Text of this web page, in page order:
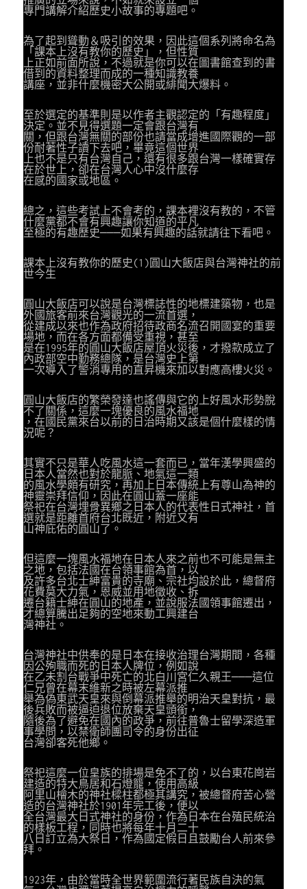
專門講解介紹歷史小故事的專題吧。
為了起到聳動＆吸引的效果，因此這個系列將命名為
「課本上沒有教你的歷史」，但性質
上正如前面所說，不過就是你可以在圖書館查到的書
借到的資料整理而成的一種知識教養
講座，並非什麼機密大公開或緋聞大爆料。
至於選定的基準則是以作者主觀認定的「有趣程度」
決定。並不見得選題一定會跟台灣有
關，但跟台灣無關的部份也請當成增進國際觀的一部
份耐著性子讀下去吧，畢竟這個世界
上也不是只有台灣自己，還有很多跟台灣一樣確實存
在於世上，卻在台灣人心中沒什麼存
在感的國家或地區。
總之，這些考試上不會考的，課本裡沒有教的，不管
什麼黨都不會有興趣讓你知道的平凡
至極的有趣歷史───如果有興趣的話就請往下看吧。
課本上沒有教你的歷史(1)圓山大飯店與台灣神社的前
世今生
圓山大飯店可以說是台灣標誌性的地標建築物，也是
外國旅客前來台灣觀光的一流首選，
從建成以來也作為政府招待政商名流召開國宴的重要
場地，而在各方面都備受重視，甚至
是在1995年的圓山大飯店屋頂火災後，才撥款成立了
內政部空中勤務總隊，是台灣史上第
一次導入了警消專用的直昇機來加以對應高樓火災。
圓山大飯店的繁榮發達也謠傳與它的上好風水形勢脫
不了關係，這麼一塊優良的風水福地
，在國民黨來台以前的日治時期又該是個什麼樣的情
況呢？
其實不只是華人吃風水這一套而已，當年漢學興盛的
日本人當然也對於龍脈、地氣這一類
的風水學頗有研究，再加上日本傳統上有尊山為神的
神靈崇拜信仰，因此在圓山蓋一座能
祭祀在台灣埋骨異鄉之日本人的代表性日式神社，首
選就是距離首府台北既近，附近又有
山神庇佑的圓山了。
但這麼一塊風水福地在日本人來之前也不可能是無主
之地，包括法國在台領事館為首，以
及許多台北士紳富貴的寺廟、宗社均設於此，總督府
花費莫大力氣，恩威並用地徵收、拆
遷台籍士紳在圓山的地產，並說服法國領事館遷出，
才總算騰出足夠的空地來動工興建台
灣神社。
台灣神社中供奉的是日本在接收治理台灣期間，各種
因公殉職而死的日本人牌位，例如說
在乙未割台戰爭中死亡的北白川宮仁久親王───這位
仁兄曾在幕末維新之時被左幕派推
舉為偽東武天皇來與倒幕派推舉的明治天皇對抗，最
後兵敗而被逼迫退位放棄天皇頭銜，
隨後為了避免在國內的政爭，前往普魯士留學深造軍
事學問，以禁衛師團司令的身份出征
台灣卻客死他鄉。
祭祀這麼一位皇族的排場是免不了的，以台東花崗岩
建造的特大鳥居和石燈籠，使用高級
阿里山檜木的神社樑柱都極其講究，被總督府苦心營
造的台灣神社於1901年完工後，便以
全台灣最大日式神社的身份，作為日本在台殖民統治
的樣板工程，同時也將每年十月二十
八日訂立為大祭日，作為國定假日且鼓勵台人前來參
拜。
1923年，由於當時全世界範圍流行著民族自決的氣